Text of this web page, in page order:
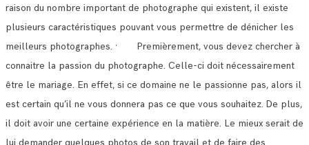
raison du nombre important de photographe qui existent, il existe
plusieurs caractéristiques pouvant vous permettre de dénicher les
meilleurs photographes. · Premièrement, vous devez chercher à
connaitre la passion du photographe. Celle-ci doit nécessairement
être le mariage. En effet, si ce domaine ne le passionne pas, alors il
est certain qu’il ne vous donnera pas ce que vous souhaitez. De plus,
il doit avoir une certaine expérience en la matière. Le mieux serait de